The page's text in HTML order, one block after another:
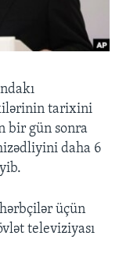
tarixini
bir gün sonra
daha 6
üçün
televiziyası